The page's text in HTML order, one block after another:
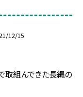
12/15
取組んできた長縄の